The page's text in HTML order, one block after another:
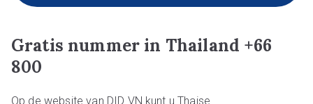
Gratis nummer in Thailand +66
800
Op de website van DID VN kunt u Thaise